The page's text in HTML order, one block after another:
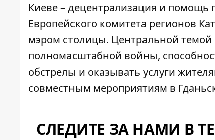
Киеве– децентрализация и помощь
Европейского комитета регионов
мэром столицы. Центральной темой
полномасштабной войны,
обстрелы и оказывать услуги
совместным мероприятиям в
СЛЕДИТЕ ЗА НАМИ В